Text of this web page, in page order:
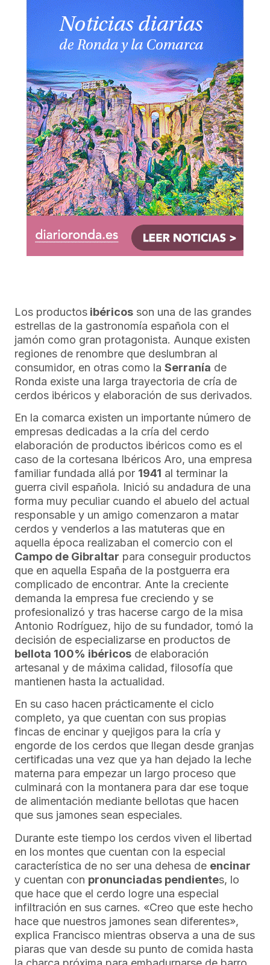
Los productos ibéricos son una de las grandes
estrellas de la gastronomía española con el
jamón como gran protagonista. Aunque existen
regiones de renombre que deslumbran al
consumidor, en otras como la Serranía de
Ronda existe una larga trayectoria de cría de
cerdos ibéricos y elaboración de sus derivados.
En la comarca existen un importante número de
empresas dedicadas a la cría del cerdo
elaboración de productos ibéricos como es el
caso de la cortesana Ibéricos Aro, una empresa
familiar fundada allá por 1941 al terminar la
guerra civil española. Inició su andadura de una
forma muy peculiar cuando el abuelo del actual
responsable y un amigo comenzaron a matar
cerdos y venderlos a las matuteras que en
aquella época realizaban el comercio con el
Campo de Gibraltar para conseguir productos
que en aquella España de la postguerra era
complicado de encontrar. Ante la creciente
demanda la empresa fue creciendo y se
profesionalizó y tras hacerse cargo de la misa
Antonio Rodríguez, hijo de su fundador, tomó la
decisión de especializarse en productos de
bellota 100% ibéricos de elaboración
artesanal y de máxima calidad, filosofía que
mantienen hasta la actualidad.
En su caso hacen prácticamente el ciclo
completo, ya que cuentan con sus propias
fincas de encinar y quejigos para la cría y
engorde de los cerdos que llegan desde granjas
certificadas una vez que ya han dejado la leche
materna para empezar un largo proceso que
culminará con la montanera para dar ese toque
de alimentación mediante bellotas que hacen
que sus jamones sean especiales.
Durante este tiempo los cerdos viven el libertad
en los montes que cuentan con la especial
característica de no ser una dehesa de encinar
y cuentan con pronunciadas pendientes, lo
que hace que el cerdo logre una especial
infiltración en sus carnes. «Creo que este hecho
hace que nuestros jamones sean diferentes»,
explica Francisco mientras observa a una de sus
piaras que van desde su punto de comida hasta